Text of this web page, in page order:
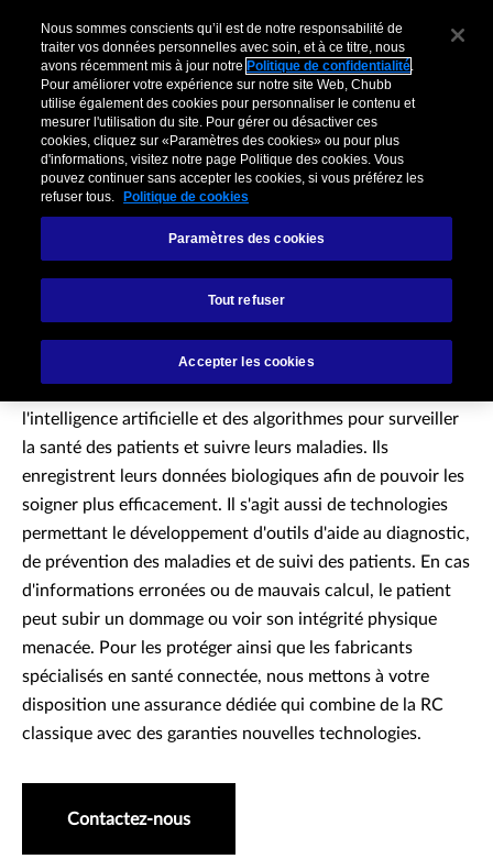
Assurance des objets
de santé connectés
l'intelligence artificielle et des algorithmes pour surveiller
la santé des patients et suivre leurs maladies. Ils
enregistrent leurs données biologiques afin de pouvoir les
soigner plus efficacement. Il s'agit aussi de technologies
permettant le développement d'outils d'aide au diagnostic,
de prévention des maladies et de suivi des patients. En cas
d'informations erronées ou de mauvais calcul, le patient
peut subir un dommage ou voir son intégrité physique
menacée. Pour les protéger ainsi que les fabricants
spécialisés en santé connectée, nous mettons à votre
disposition une assurance dédiée qui combine de la RC
classique avec des garanties nouvelles technologies.
Contactez-nous
Nous sommes conscients qu’il est de notre responsabilité de
traiter vos données personnelles avec soin, et à ce titre, nous
avons récemment mis à jour notre Politique de confidentialité.
Pour améliorer votre expérience sur notre site Web, Chubb
utilise également des cookies pour personnaliser le contenu et
mesurer l'utilisation du site. Pour gérer ou désactiver ces
cookies, cliquez sur «Paramètres des cookies» ou pour plus
d'informations, visitez notre page Politique des cookies. Vous
pouvez continuer sans accepter les cookies, si vous préférez les
refuser tous.
Politique de cookies
Paramètres des cookies
Tout refuser
Accepter les cookies